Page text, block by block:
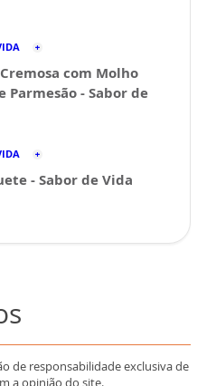
com Molho
Parmesão - Sabor de
- Sabor de Vida
de responsabilidade exclusiva de
a opinião do site.